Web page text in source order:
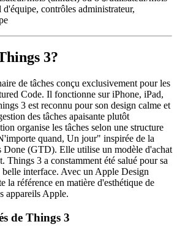
d'équipe, contrôles administrateur,
3?
de tâches conçu exclusivement pour les
Code. Il fonctionne sur iPhone, iPad,
3 est reconnu pour son design calme et
des tâches apaisante plutôt
organise les tâches selon une structure
quand, Un jour" inspirée de la
Done (GTD). Elle utilise un modèle d'achat
Things 3 a constamment été salué pour sa
interface. Avec un Apple Design
la référence en matière d'esthétique de
appareils Apple.
de Things 3